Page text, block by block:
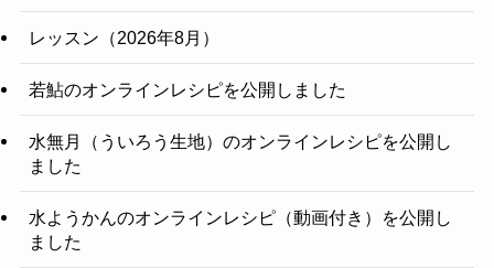
レッスン（2026年8月）
若鮎のオンラインレシピを公開しました
水無月（ういろう生地）のオンラインレシピを公開し
ました
水ようかんのオンラインレシピ（動画付き）を公開し
ました